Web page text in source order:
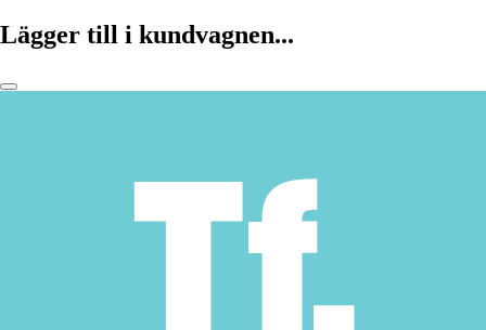
Lägger till i kundvagnen...